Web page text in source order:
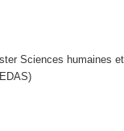
Sciences humaines